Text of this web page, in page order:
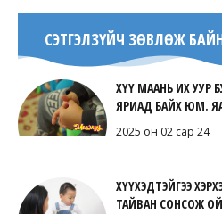
СЭТГЭЛЗҮЙЧ ЗӨВЛӨЖ
ХҮҮ МААНЬ ИХ УУР
ЯРИАД БАЙХ ЮМ.
2025 он 02 сар 24
ХҮҮХЭДТЭЙГЭЭ
ТАЙВАН СОНСОЖ